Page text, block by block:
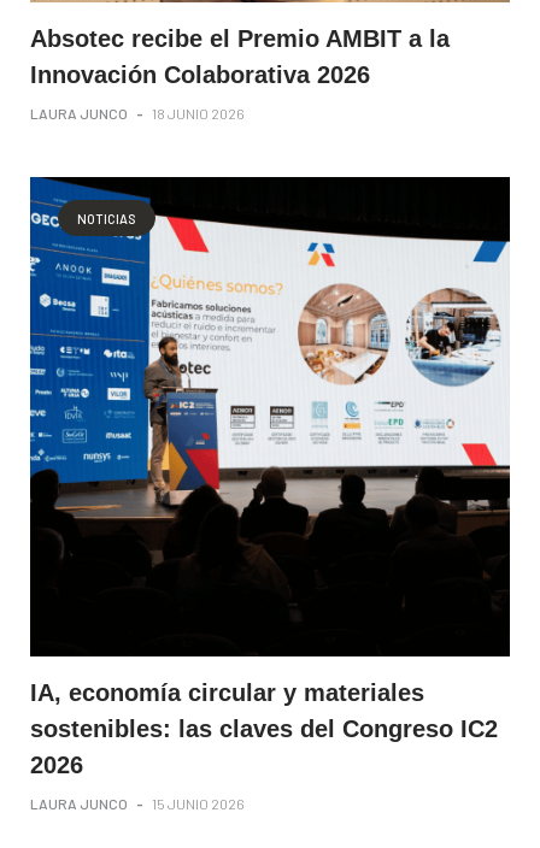
Absotec recibe el Premio AMBIT a la
Innovación Colaborativa 2026
LAURA JUNCO - 18 JUNIO 2026
NOTICIAS
IA, economía circular y materiales
sostenibles: las claves del Congreso IC2
2026
LAURA JUNCO - 15 JUNIO 2026